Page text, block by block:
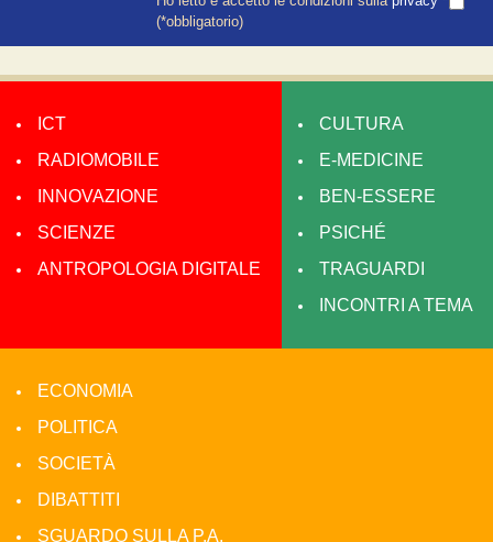
(*obbligatorio)
ICT
RADIOMOBILE
INNOVAZIONE
SCIENZE
ANTROPOLOGIA DIGITALE
CULTURA
E-MEDICINE
BEN-ESSERE
PSICHÉ
TRAGUARDI
INCONTRI A TEMA
ECONOMIA
POLITICA
SOCIETÀ
DIBATTITI
SGUARDO SULLA P.A.